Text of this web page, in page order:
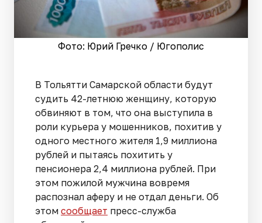
Фото: Юрий Гречко / Югополис
В Тольятти Самарской области будут
судить 42-летнюю женщину, которую
обвиняют в том, что она выступила в
роли курьера у мошенников, похитив у
одного местного жителя 1,9 миллиона
рублей и пытаясь похитить у
пенсионера 2,4 миллиона рублей. При
этом пожилой мужчина вовремя
распознал аферу и не отдал деньги. Об
этом сообщает пресс-служба